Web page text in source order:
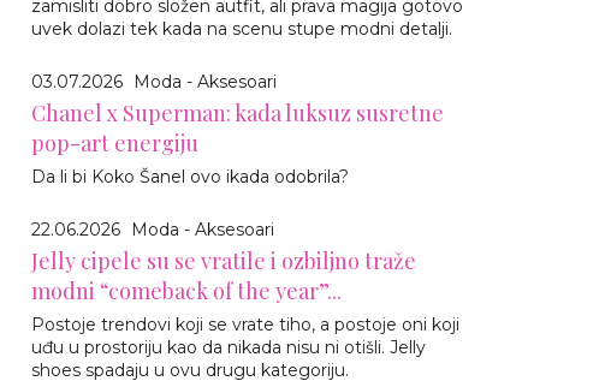
zamisliti dobro složen autfit, ali prava magija gotovo
uvek dolazi tek kada na scenu stupe modni detalji.
03.07.2026 Moda - Aksesoari
Chanel x Superman: kada luksuz susretne
pop-art energiju
Da li bi Koko Šanel ovo ikada odobrila?
22.06.2026 Moda - Aksesoari
Jelly cipele su se vratile i ozbiljno traže
modni “comeback of the year”...
Postoje trendovi koji se vrate tiho, a postoje oni koji
uđu u prostoriju kao da nikada nisu ni otišli. Jelly
shoes spadaju u ovu drugu kategoriju.